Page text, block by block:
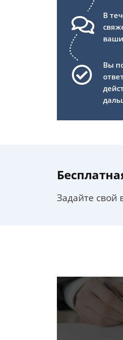
В
Вы
Задайте свой